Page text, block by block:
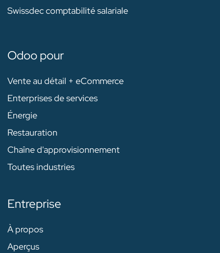
Swissdec comptabilité salariale
Odoo pour
Vente au détail + eCommerce
Enterprises de services
Énergie
Restauration
Chaîne d'approvisionnement
Toutes industries
Entreprise
À propos
Aperçus